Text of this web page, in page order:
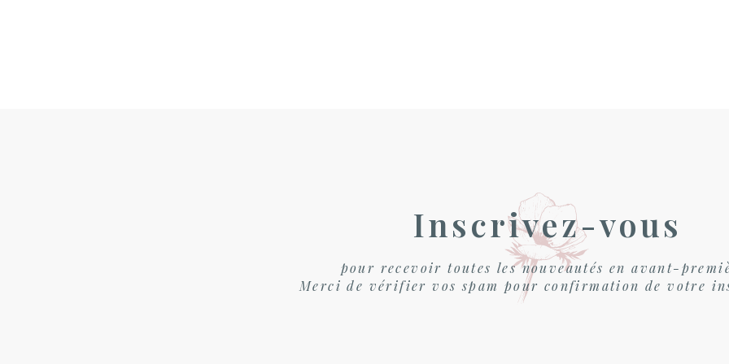
Inscrivez-vous
pour recevoir toutes les nouveautés en avant-
Merci de vérifier vos spam pour confirmation de votre